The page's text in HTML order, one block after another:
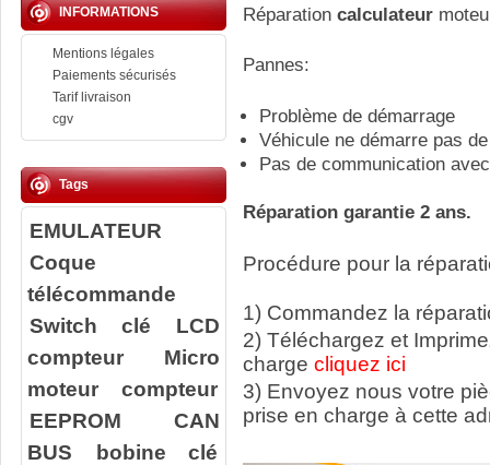
INFORMATIONS
Mentions légales
Paiements sécurisés
Tarif livraison
cgv
Tags
EMULATEUR
Coque
télécommande
Switch clé
LCD
compteur
Micro
moteur compteur
EEPROM
CAN
BUS
bobine clé
Réparation calculateur
Pannes:
Problème de démarrage
Véhicule ne démarre pas
Pas de communication
Réparation garantie 2 ans.
Procédure pour la
1) Commandez la
2) Téléchargez et
charge cliquez ici
3) Envoyez nous votre
prise en charge à cette